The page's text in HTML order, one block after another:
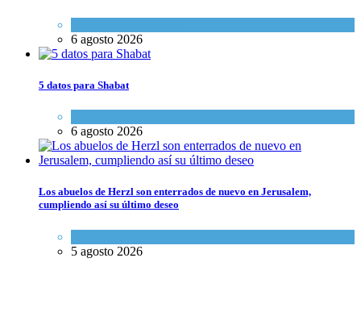
6 agosto 2026
5 datos para Shabat
6 agosto 2026
Los abuelos de Herzl son enterrados de nuevo en Jerusalem,
cumpliendo así su último deseo
5 agosto 2026